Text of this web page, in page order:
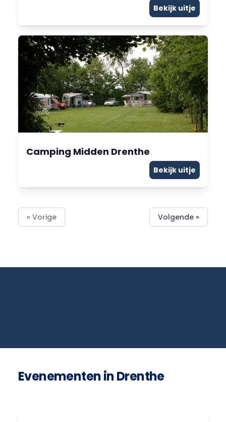
Bekijk uitje
Camping Midden Drenthe
Bekijk uitje
« Vorige Volgende »
Evenementen in Drenthe